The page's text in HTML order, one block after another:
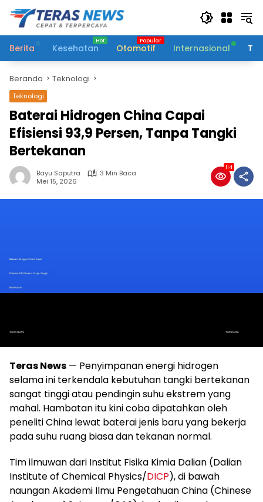
Langsung
konten
Berita
Kesehatan Otomotif Internasional
Beranda Teknologi
Teknologi
Baterai Hidrogen China Capai
Efisiensi 93,9 Persen, Tanpa Tangki
Bertekanan
Bayu Saputra
3 Min Baca
Mei 15, 2026
114
Teras News — Penyimpanan energi hidrogen
selama ini terkendala kebutuhan tangki bertekanan
sangat tinggi atau pendingin suhu ekstrem yang
mahal. Hambatan itu kini coba dipatahkan oleh
peneliti China lewat baterai jenis baru yang bekerja
pada suhu ruang biasa dan tekanan normal.
Tim ilmuwan dari Institut Fisika Kimia Dalian (Dalian
Institute of Chemical Physics/DICP), di bawah
naungan Akademi Ilmu Pengetahuan China (Chinese